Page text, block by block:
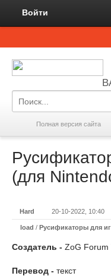
Войти
Полная версия сайта
(для
Hard 20-10-2022, 10:40
load / Русификаторы для
Создатель - ZoG Forum
Перевод - текст